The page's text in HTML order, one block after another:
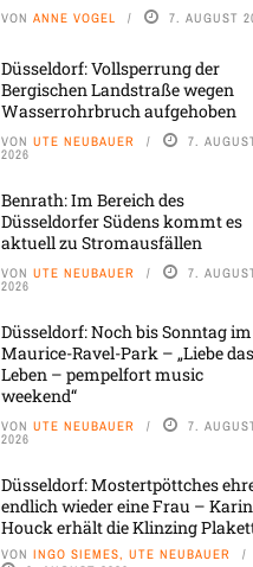
VON ANNE VOGEL 7. AUGUST
Düsseldorf: Vollsperrung der
Bergischen Landstraße wegen
Wasserrohrbruch aufgehoben
VON UTE NEUBAUER 7.
2026
Benrath: Im Bereich des
Düsseldorfer Südens kommt es
aktuell zu Stromausfällen
VON UTE NEUBAUER 7.
2026
Düsseldorf: Noch bis Sonntag im
Maurice-Ravel-Park – „Liebe das
Leben – pempelfort music
weekend“
VON UTE NEUBAUER 7.
2026
Düsseldorf: Mostertpöttches
endlich wieder eine Frau – Karin
Houck erhält die Klinzing
VON INGO SIEMES, UTE NEUBAUER